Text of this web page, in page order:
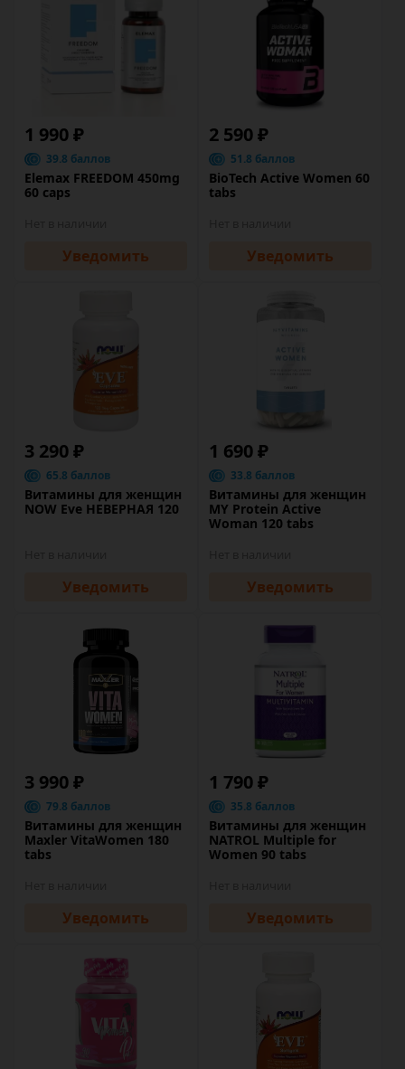
1 990 ₽
39.8 баллов
Elemax FREEDOM 450mg
60 caps
Уведомить
2 590 ₽
51.8 баллов
BioTech Active Women 60
tabs
Уведомить
3 290 ₽
65.8 баллов
Витамины для женщин
NOW Eve НЕВЕРНАЯ 120
Уведомить
1 690 ₽
33.8 баллов
Витамины для женщин
MY Protein Active
Woman 120 tabs
Уведомить
3 990 ₽
79.8 баллов
Витамины для женщин
Maxler VitaWomen 180
tabs
Уведомить
1 790 ₽
35.8 баллов
Витамины для женщин
NATROL Multiple for
Women 90 tabs
Уведомить